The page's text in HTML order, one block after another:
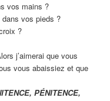
vos mains ?
dans vos pieds ?
?
j’aimerai que vous
vous abaissiez et que
PÉNITENCE,